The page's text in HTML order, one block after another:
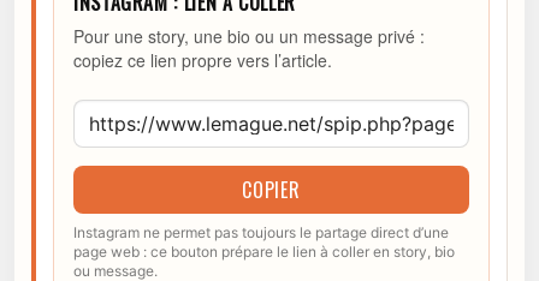
Pour une story, une bio ou un message privé :
copiez ce lien propre vers l’article.
COPIER
Instagram ne permet pas toujours le partage direct d’une
page web : ce bouton prépare le lien à coller en story, bio
ou message.